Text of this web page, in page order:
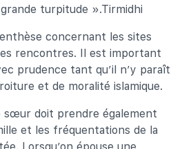
turpitude ».Tirmidhi
concernant les sites
rencontres. Il est important
prudence tant qu’il n’y paraît
et de moralité islamique.
sœur doit prendre également
et les fréquentations de la